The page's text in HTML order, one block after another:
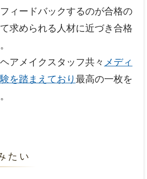
ィードバックするのが合格の
求められる人材に近づき合格
アメイクスタッフ共々 メディ
を踏まえており最高の一枚を
たい